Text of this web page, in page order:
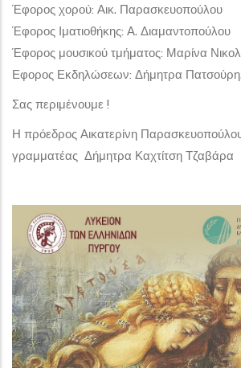
Έφορος χορού: Αικ. Παρασκευοπούλου
Έφορος Ιματιοθήκης: Α. Διαμαντοπούλου
Έφορος μουσικού τμήματος: Μαρίνα
Εφορος Εκδηλώσεων: Δήμητρα Πατσούρη.
Σας περιμένουμε !
Η πρόεδρος Αικατερίνη
γραμματέας Δήμητρα Καχτίτση Τζαβάρα